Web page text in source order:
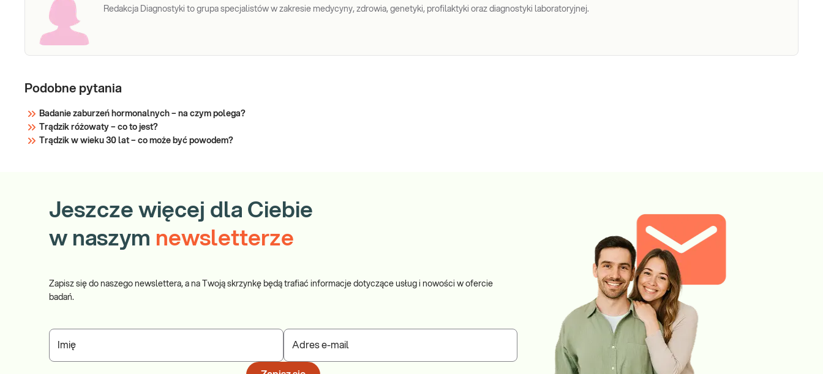
Redakcja Diagnostyki to grupa specjalistów w zakresie medycyny, zdrowia, genetyki, profilaktyki oraz diagnostyki laboratoryjnej.
Podobne pytania
Badanie zaburzeń hormonalnych – na czym polega?
Trądzik różowaty – co to jest?
Trądzik w wieku 30 lat – co może być powodem?
Jeszcze więcej dla Ciebie
w naszym newsletterze
Zapisz się do naszego newslettera, a na Twoją skrzynkę będą trafiać informacje dotyczące usług i nowości w ofercie
badań.
Imię Adres e-mail